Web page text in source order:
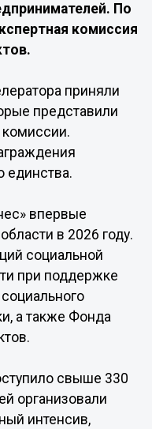
По
комиссия
приняли
представили
единства.
впервые
в 2026 году.
социальной
при поддержке
а также Фонда
свыше 330
организовали
интенсив,